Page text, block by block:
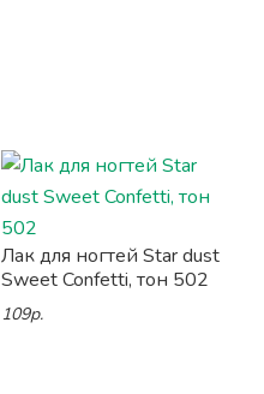
Лак для ногтей Star dust
Sweet Confetti, тон 502
109р.